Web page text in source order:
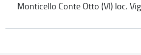
Monticello Conte Otto (VI) loc.